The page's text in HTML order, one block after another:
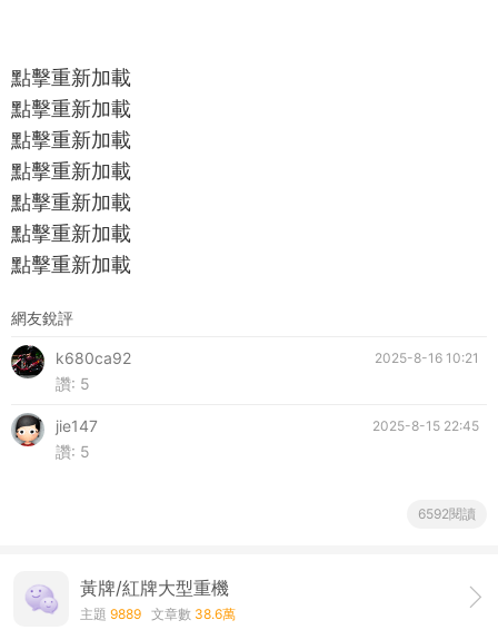
點擊重新加載
點擊重新加載
點擊重新加載
點擊重新加載
點擊重新加載
點擊重新加載
點擊重新加載
網友銳評
2025-8-16 10:21
k680ca92
讚: 5
2025-8-15 22:45
jie147
讚: 5
6592閱讀
黃牌/紅牌大型重機
主題 9889 文章數 38.6萬